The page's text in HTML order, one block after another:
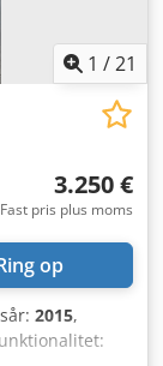
1 /21
3.250 €
Fast pris plus moms
op
2015,